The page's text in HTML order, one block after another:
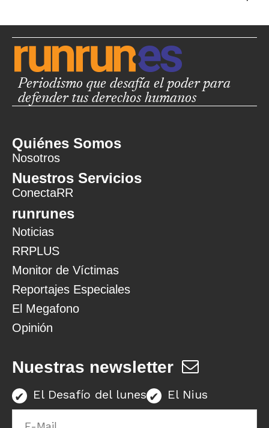
Periodismo que desafía el poder para
defender tus derechos humanos
Quiénes Somos
Nosotros
Nuestros Servicios
ConectaRR
runrunes
Noticias
RRPLUS
Monitor de Víctimas
Reportajes Especiales
El Megafono
Opinión
Nuestras newsletter
El Desafío del lunes El Nius